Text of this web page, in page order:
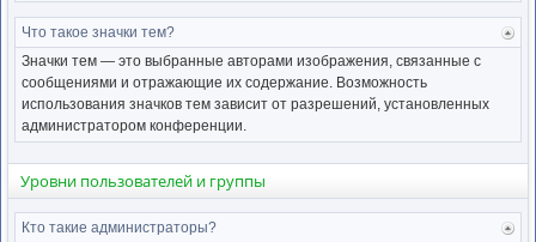
Что такое значки тем?
Значки тем — это выбранные авторами изображения, связанные с
сообщениями и отражающие их содержание. Возможность
использования значков тем зависит от разрешений, установленных
администратором конференции.
Уровни пользователей и группы
Кто такие администраторы?